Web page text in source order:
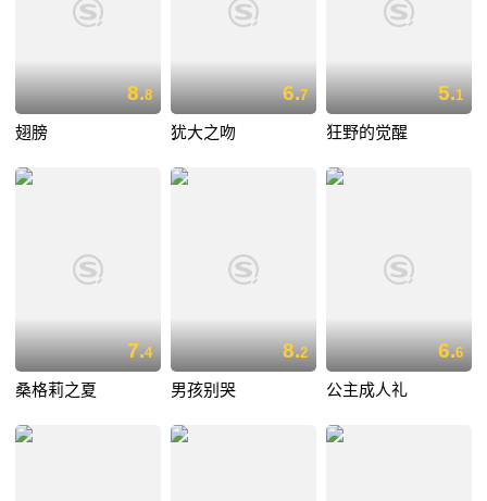
8.8
翅膀
6.7
犹大之吻
5.1
狂野的觉醒
7.4
桑格莉之夏
8.2
男孩别哭
6.6
公主成人礼